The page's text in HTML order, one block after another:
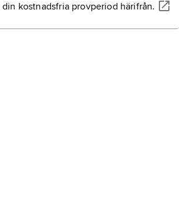
din kostnadsfria provperiod härifrån.